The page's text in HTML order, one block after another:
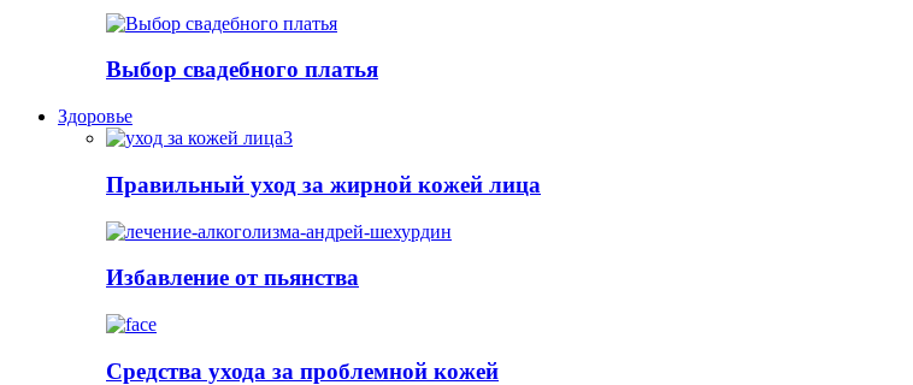
Выбор свадебного платья
Здоровье
Правильный уход за жирной кожей лица
Избавление от пьянства
Cредства ухода за проблемной кожей